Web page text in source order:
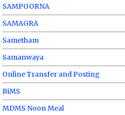
SAMPOORNA
SAMAGRA
Sametham
Samanwaya
Online Transfer and Posting
BiMS
MDMS Noon Meal